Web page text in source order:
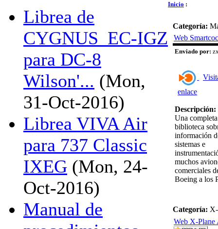
Librea de
CYGNUS_EC-IGZ
para DC-8
Wilson'... (Mon,
31-Oct-2016)
Librea VIVA Air
para 737 Classic
IXEG (Mon, 24-
Oct-2016)
Manual de
Inicio :
Categoría:
Web
Enviado por:
enlace
Descripción:
Una completa
biblioteca
información
sistemas e
muchos
comerciales
Boeing a los
Categoría:
Web X-Plane